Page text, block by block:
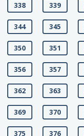
338 339
344 345
350 351
356 357
362 363
369 370
375 376